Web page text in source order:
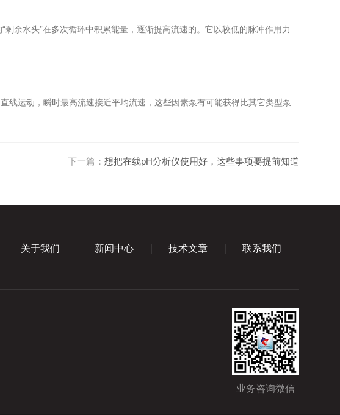
余水头”在多次循环中积累能量，逐渐提高流速的。它以较低的脉冲作用力
运动，瞬时最高流速接近平均流速，这些因素泵有可能获得比其它类型泵
下一篇： 想把在线pH分析仪使用好，这些事项要提前知道
关于我们 新闻中心 技术文章 联系我们
业务咨询微信